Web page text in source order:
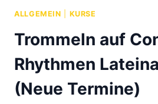
ALLGEMEIN KURSE
Trommeln auf
Rhythmen
(Neue Termine)